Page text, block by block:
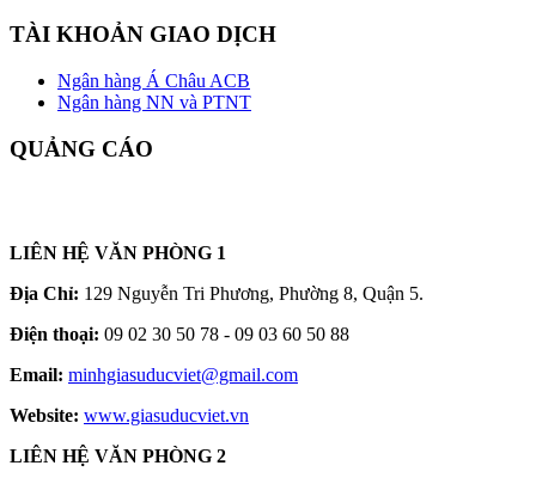
TÀI KHOẢN GIAO DỊCH
Ngân hàng Á Châu ACB
Ngân hàng NN và PTNT
QUẢNG CÁO
LIÊN HỆ VĂN PHÒNG 1
Địa Chỉ: 129 Nguyễn Tri Phương, Phường 8, Quận 5.
Điện thoại: 09 02 30 50 78 - 09 03 60 50 88
Email: minhgiasuducviet@gmail.com
Website: www.giasuducviet.vn
LIÊN HỆ VĂN PHÒNG 2